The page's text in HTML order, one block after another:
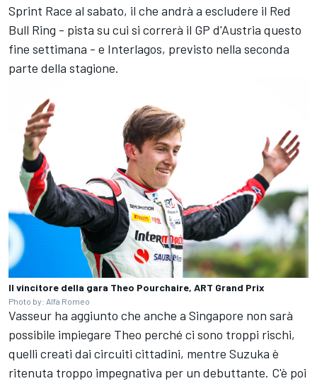
Sprint Race al sabato, il che andrà a escludere il Red
Bull Ring - pista su cui si correrà il GP d'Austria questo
fine settimana - e Interlagos, previsto nella seconda
parte della stagione.
Il vincitore della gara Theo Pourchaire, ART Grand Prix
Photo by: Alfa Romeo
Vasseur ha aggiunto che anche a Singapore non sarà
possibile impiegare Theo perché ci sono troppi rischi,
quelli creati dai circuiti cittadini, mentre Suzuka è
ritenuta troppo impegnativa per un debuttante. C'è poi